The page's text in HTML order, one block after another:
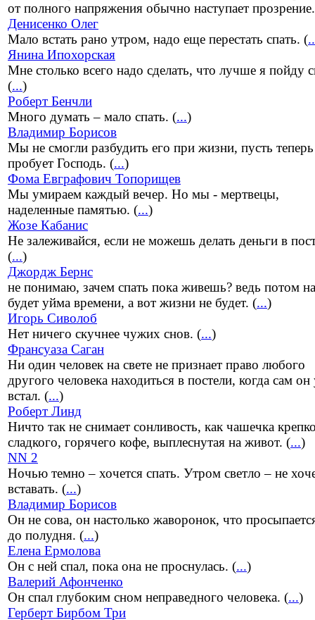
от полного напряжения обычно наступает
Денисенко Олег
Мало встать рано утром, надо еще перестать спать. (
Янина Ипохорская
Мне столько всего надо сделать, что лучше я пойду
(...)
Роберт Бенчли
Много думать – мало спать. (...)
Владимир Борисов
Мы не смогли разбудить его при жизни, пусть теперь
пробует Господь. (...)
Фома Евграфович Топорищев
Мы умираем каждый вечер. Но мы - мертвецы,
наделенные памятью. (...)
Жозе Кабанис
Не залеживайся, если не можешь делать деньги в
(...)
Джордж Бернс
не понимаю, зачем спать пока живешь? ведь потом
будет уйма времени, а вот жизни не будет. (...)
Игорь Сиволоб
Нет ничего скучнее чужих снов. (...)
Франсуаза Саган
Ни один человек на свете не признает право любого
другого человека находиться в постели, когда сам
встал. (...)
Роберт Линд
Ничто так не снимает сонливость, как чашечка
сладкого, горячего кофе, выплеснутая на живот. (...)
NN 2
Ночью темно – хочется спать. Утром светло – не
вставать. (...)
Владимир Борисов
Он не сова, он настолько жаворонок, что
до полудня. (...)
Елена Ермолова
Он с ней спал, пока она не проснулась. (...)
Валерий Афонченко
Он спал глубоким сном неправедного человека. (...)
Герберт Бирбом Три